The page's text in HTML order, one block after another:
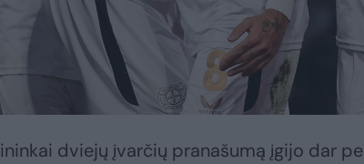
dviejų įvarčių pranašumą įgijo dar